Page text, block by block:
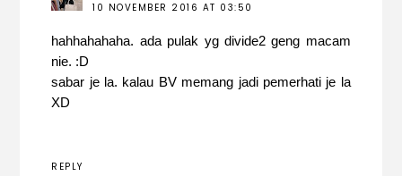
10 NOVEMBER 2016 AT 03:50
hahhahahaha. ada pulak yg divide2 geng macam
nie. :D
sabar je la. kalau BV memang jadi pemerhati je la
XD
REPLY